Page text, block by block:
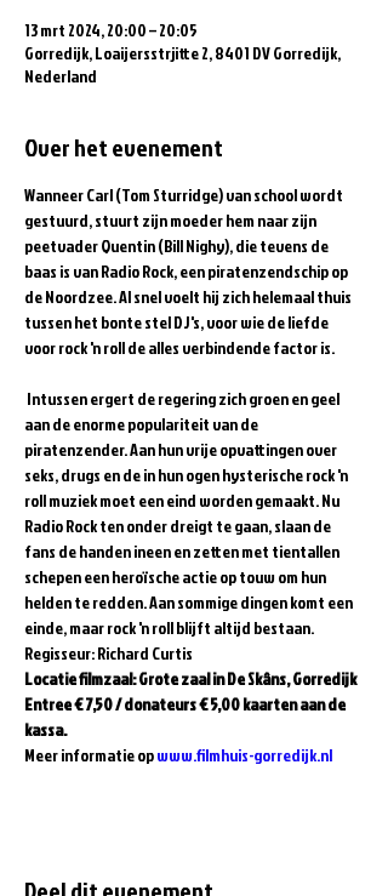
13 mrt 2024, 20:00 – 20:05
Gorredijk, Loaijersstrjitte 2, 8401 DV Gorredijk,
Nederland
Over het evenement
Wanneer Carl (Tom Sturridge) van school wordt
gestuurd, stuurt zijn moeder hem naar zijn
peetvader Quentin (Bill Nighy), die tevens de
baas is van Radio Rock, een piratenzendschip op
de Noordzee. Al snel voelt hij zich helemaal thuis
tussen het bonte stel DJ's, voor wie de liefde
voor rock 'n roll de alles verbindende factor is.
aan de enorme populariteit van de
piratenzender. Aan hun vrije opvattingen over
seks, drugs en de in hun ogen hysterische rock 'n
roll muziek moet een eind worden gemaakt. Nu
Radio Rock ten onder dreigt te gaan, slaan de
fans de handen ineen en zetten met tientallen
schepen een heroïsche actie op touw om hun
helden te redden. Aan sommige dingen komt een
einde, maar rock 'n roll blijft altijd bestaan.
Regisseur: Richard Curtis
Locatie filmzaal: Grote zaal in De Skâns, Gorredijk
Entree € 7,50 / donateurs € 5,00 kaarten aan de
kassa.
Meer informatie op www.filmhuis-gorredijk.nl